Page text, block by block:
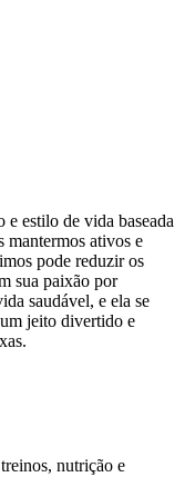
e estilo de vida baseada
ativos e
pode reduzir os
sua paixão por
saudável, e ela se
jeito divertido e
nutrição e